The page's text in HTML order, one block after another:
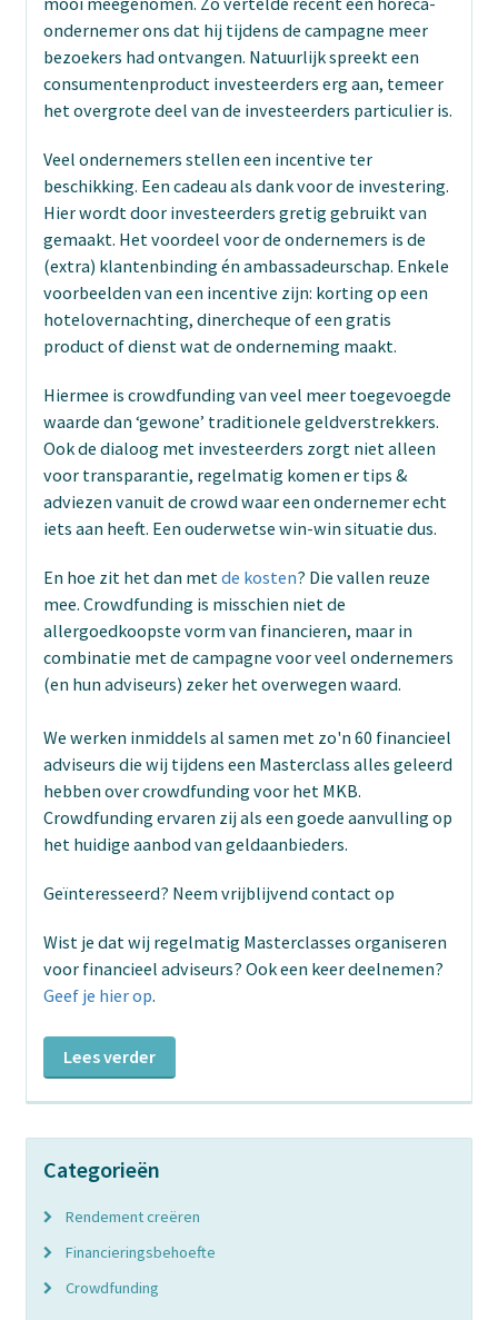
ondernemer ons dat hij tijdens de campagne meer
bezoekers had ontvangen. Natuurlijk spreekt een
consumentenproduct investeerders erg aan, temeer
het overgrote deel van de investeerders particulier is.
Veel ondernemers stellen een incentive ter
beschikking. Een cadeau als dank voor de investering.
Hier wordt door investeerders gretig gebruikt van
gemaakt. Het voordeel voor de ondernemers is de
(extra) klantenbinding én ambassadeurschap. Enkele
voorbeelden van een incentive zijn: korting op een
hotelovernachting, dinercheque of een gratis
product of dienst wat de onderneming maakt.
Hiermee is crowdfunding van veel meer toegevoegde
waarde dan ‘gewone’ traditionele geldverstrekkers.
Ook de dialoog met investeerders zorgt niet alleen
voor transparantie, regelmatig komen er tips &
adviezen vanuit de crowd waar een ondernemer echt
iets aan heeft. Een ouderwetse win-win situatie dus.
En hoe zit het dan met de kosten? Die vallen reuze
mee. Crowdfunding is misschien niet de
allergoedkoopste vorm van financieren, maar in
combinatie met de campagne voor veel ondernemers
(en hun adviseurs) zeker het overwegen waard.
We werken inmiddels al samen met zo'n 60 financieel
adviseurs die wij tijdens een Masterclass alles geleerd
hebben over crowdfunding voor het MKB.
Crowdfunding ervaren zij als een goede aanvulling op
het huidige aanbod van geldaanbieders.
Geïnteresseerd? Neem vrijblijvend contact op
Wist je dat wij regelmatig Masterclasses organiseren
voor financieel adviseurs? Ook een keer deelnemen?
Geef je hier op.
Lees verder
Categorieën
Rendement creëren
Financieringsbehoefte
Crowdfunding